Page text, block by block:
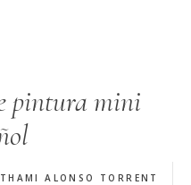
pintura mini
ALONSO TORRENT